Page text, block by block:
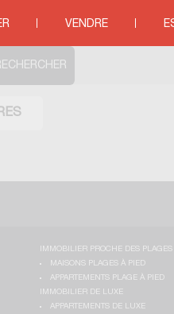
VENDRE
IMMOBILIER PROCHE DES PLAGES
MAISONS PLAGES À PIED
APPARTEMENTS PLAGE À PIED
IMMOBILIER DE LUXE
APPARTEMENTS DE LUXE